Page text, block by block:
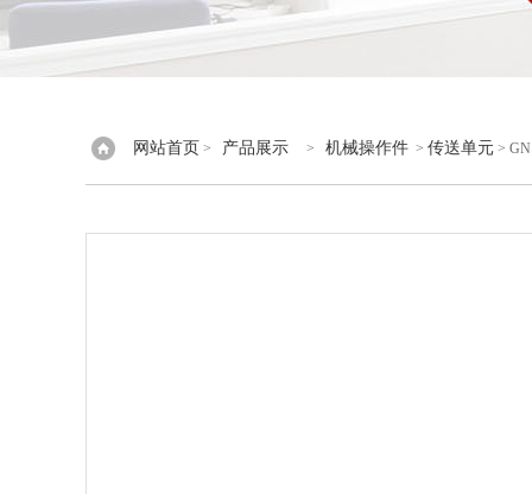
网站首页 > 产品展示 > 机械操作件 > 传送单元 >